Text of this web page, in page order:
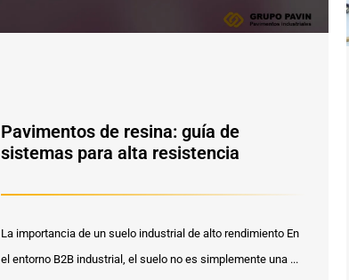
Pavimentos de resina: guía de
sistemas para alta resistencia
La importancia de un suelo industrial de alto rendimiento En
el entorno B2B industrial, el suelo no es simplemente una ...